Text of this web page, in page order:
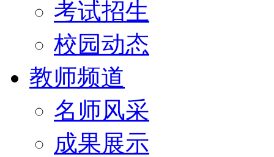
考试招生
校园动态
教师频道
名师风采
成果展示